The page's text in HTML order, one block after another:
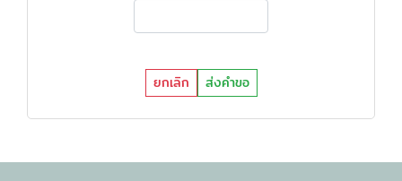
ยกเลิก ส่งคำขอ